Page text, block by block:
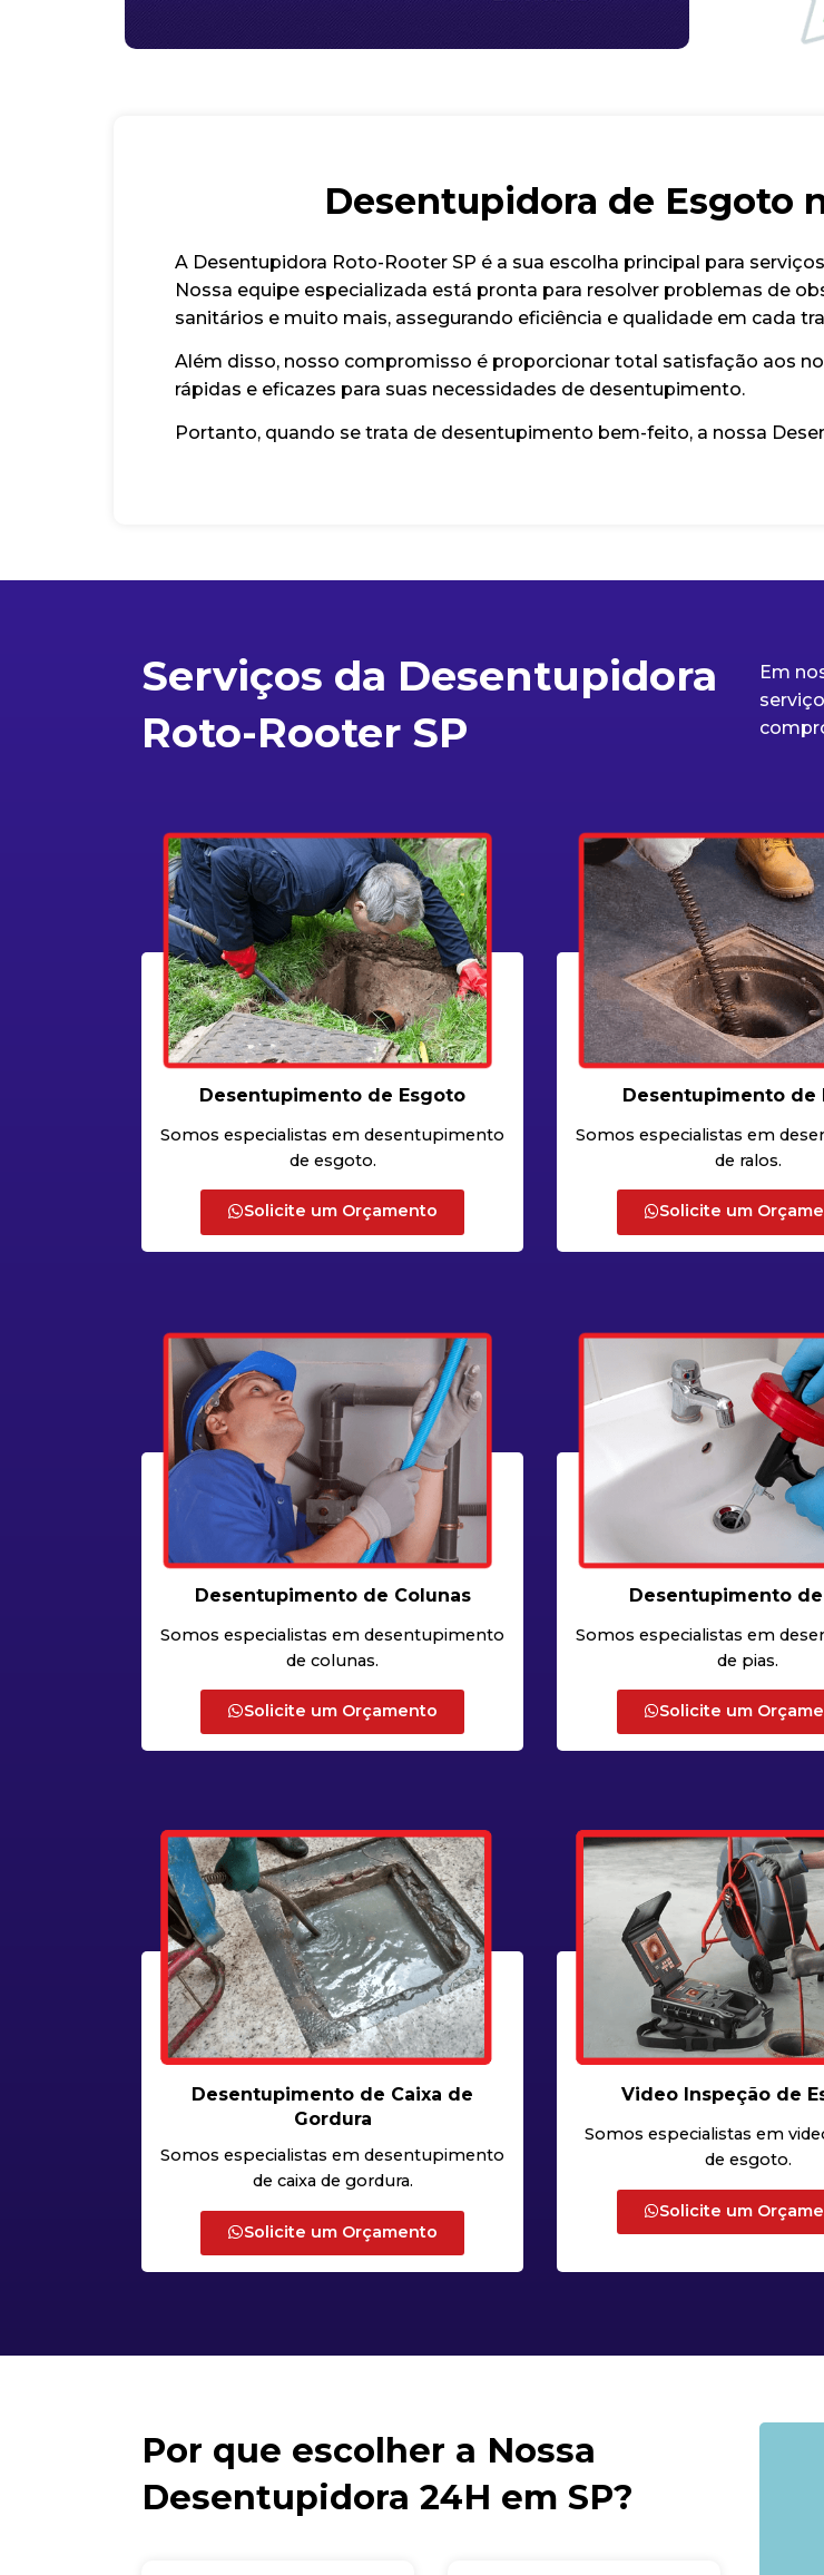
Desentupidora de Esgoto
A Desentupidora Roto-Rooter SP é a sua escolha principal para
Nossa equipe especializada está pronta para resolver problemas de
sanitários e muito mais, assegurando eficiência e qualidade em cada
Além disso, nosso compromisso é proporcionar total satisfação aos
rápidas e eficazes para suas necessidades de desentupimento.
Portanto, quando se trata de desentupimento bem-feito, a nossa
Serviços da Desentupidora
Roto-Rooter SP
Em
Desentupimento de Esgoto
Somos especialistas em desentupimento
de esgoto.
Solicite um Orçamento
Desentupimento de
Somos especialistas em
de ralos.
Solicite um
Desentupimento de Colunas
Somos especialistas em desentupimento
de colunas.
Solicite um Orçamento
Desentupimento de
Somos especialistas em
de pias.
Solicite um
Desentupimento de Caixa de
Gordura
Somos especialistas em desentupimento
de caixa de gordura.
Solicite um Orçamento
Video Inspeção de
Somos especialistas em
de esgoto.
Solicite um
Por que escolher a Nossa
Desentupidora 24H em SP?